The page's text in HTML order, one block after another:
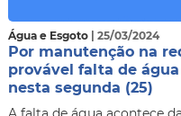
Água e Esgoto | 25/03/2024
Por manutenção na
provável falta de
nesta segunda (25)